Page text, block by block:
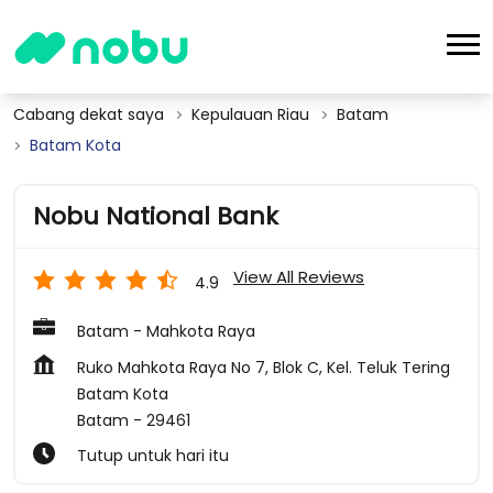
Cabang dekat saya Kepulauan Riau
Batam
Batam Kota
Nobu National Bank
4.9 View All Reviews
Batam - Mahkota Raya
Ruko Mahkota Raya No 7, Blok C, Kel. Teluk Tering
Batam Kota
Batam - 29461
Tutup untuk hari itu